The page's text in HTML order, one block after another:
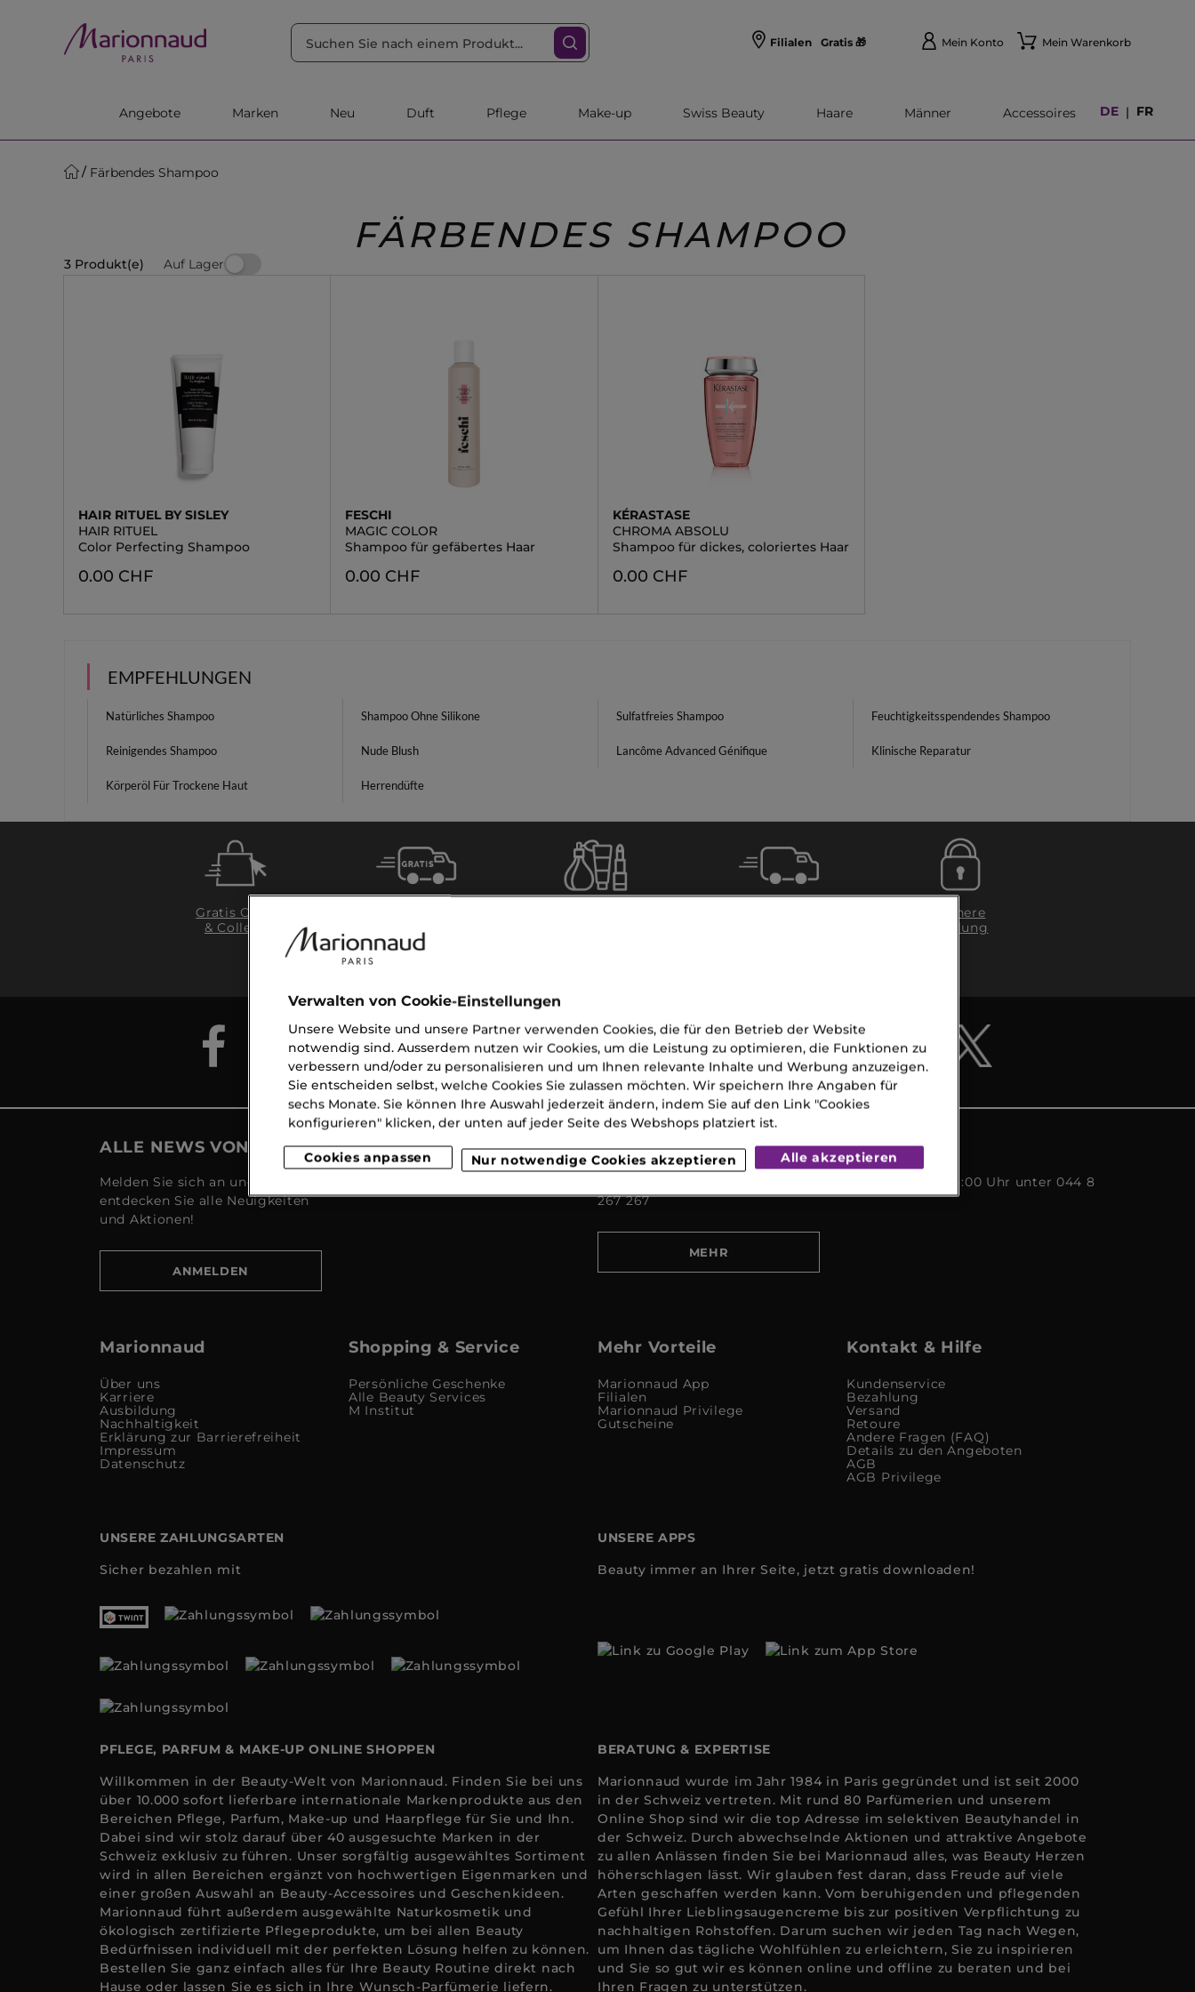
Filialen Gratis 🎁 Mein Konto Mein Warenkorb
DE | FR
Angebote Marken Neu Duft Pflege Make-up Swiss Beauty Haare Männer Accessoires
Färbendes Shampoo
FÄRBENDES SHAMPOO
3 Produkt(e) Auf Lager
HAIR RITUEL BY SISLEY
HAIR RITUEL
Color Perfecting Shampoo
0.00 CHF
FESCHI
MAGIC COLOR
Shampoo für gefäbertes Haar
0.00 CHF
KÉRASTASE
CHROMA ABSOLU
Shampoo für dickes, coloriertes Haar
0.00 CHF
EMPFEHLUNGEN
Natürliches Shampoo Shampoo Ohne Silikone Sulfatfreies Shampoo Feuchtigkeitsspendendes Shampoo
Reinigendes Shampoo Nude Blush Lancôme Advanced Génifique Klinische Reparatur
Körperöl Für Trockene Haut Herrendüfte
Gratis Click
& Collect
ab CHF 120
Sichere
Zahlung
ALLE NEWS VON MARIONNAUD
Melden Sie sich an und
entdecken Sie alle Neuigkeiten
und Aktionen!
ANMELDEN
UNSER KUNDENSERVICE
Sie erreichen uns Montags bis Freitags von 09:00 - 18:00 Uhr unter 044 8
267 267
MEHR
Marionnaud
Über uns
Karriere
Ausbildung
Nachhaltigkeit
Erklärung zur Barrierefreiheit
Impressum
Datenschutz
Shopping & Service
Persönliche Geschenke
Alle Beauty Services
M Institut
Mehr Vorteile
Marionnaud App
Filialen
Marionnaud Privilege
Gutscheine
Kontakt & Hilfe
Kundenservice
Bezahlung
Versand
Retoure
Andere Fragen (FAQ)
Details zu den Angeboten
AGB
AGB Privilege
UNSERE ZAHLUNGSARTEN
Sicher bezahlen mit
UNSERE APPS
Beauty immer an Ihrer Seite, jetzt gratis downloaden!
PFLEGE, PARFUM & MAKE-UP ONLINE SHOPPEN
Willkommen in der Beauty-Welt von Marionnaud. Finden Sie bei uns
über 10.000 sofort lieferbare internationale Markenprodukte aus den
Bereichen Pflege, Parfum, Make-up und Haarpflege für Sie und Ihn.
Dabei sind wir stolz darauf über 40 ausgesuchte Marken in der
Schweiz exklusiv zu führen. Unser sorgfältig ausgewähltes Sortiment
wird in allen Bereichen ergänzt von hochwertigen Eigenmarken und
einer großen Auswahl an Beauty-Accessoires und Geschenkideen.
Marionnaud führt außerdem ausgewählte Naturkosmetik und
ökologisch zertifizierte Pflegeprodukte, um bei allen Beauty
Bedürfnissen individuell mit der perfekten Lösung helfen zu können.
Bestellen Sie ganz einfach alles für Ihre Beauty Routine direkt nach
Hause oder lassen Sie es sich in Ihre Wunsch-Parfümerie liefern.
BERATUNG & EXPERTISE
Marionnaud wurde im Jahr 1984 in Paris gegründet und ist seit 2000
in der Schweiz vertreten. Mit rund 80 Parfümerien und unserem
Online Shop sind wir die top Adresse im selektiven Beautyhandel in
der Schweiz. Durch abwechselnde Aktionen und attraktive Angebote
zu allen Anlässen finden Sie bei Marionnaud alles, was Beauty Herzen
höherschlagen lässt. Wir glauben fest daran, dass Freude auf viele
Arten geschaffen werden kann. Vom beruhigenden und pflegenden
Gefühl Ihrer Lieblingsaugencreme bis zur positiven Verpflichtung zu
nachhaltigen Rohstoffen. Darum suchen wir jeden Tag nach Wegen,
um Ihnen das tägliche Wohlfühlen zu erleichtern, Sie zu inspirieren
und Sie so gut wir es können online und offline zu beraten und bei
Ihren Fragen zu unterstützen.
Verwalten von Cookie-Einstellungen
Unsere Website und unsere Partner verwenden Cookies, die für den Betrieb der Website
notwendig sind. Ausserdem nutzen wir Cookies, um die Leistung zu optimieren, die Funktionen zu
verbessern und/oder zu personalisieren und um Ihnen relevante Inhalte und Werbung anzuzeigen.
Sie entscheiden selbst, welche Cookies Sie zulassen möchten. Wir speichern Ihre Angaben für
sechs Monate. Sie können Ihre Auswahl jederzeit ändern, indem Sie auf den Link "Cookies
konfigurieren" klicken, der unten auf jeder Seite des Webshops platziert ist.
Cookies anpassen Nur notwendige Cookies akzeptieren Alle akzeptieren